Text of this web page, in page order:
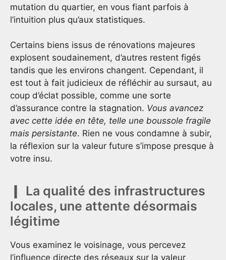
mutation du quartier, en vous fiant parfois à
l’intuition plus qu’aux statistiques.
Certains biens issus de rénovations majeures
explosent soudainement, d’autres restent figés
tandis que les environs changent. Cependant, il
est tout à fait judicieux de réfléchir au sursaut, au
coup d’éclat possible, comme une sorte
d’assurance contre la stagnation. Vous avancez
avec cette idée en tête, telle une boussole fragile
mais persistante. Rien ne vous condamne à subir,
la réflexion sur la valeur future s’impose presque à
votre insu.
La qualité des infrastructures
locales, une attente désormais
légitime
Vous examinez le voisinage, vous percevez
l’influence directe des réseaux sur la valeur